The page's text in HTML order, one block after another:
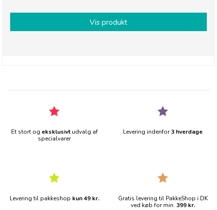
Vis produkt
Et stort og eksklusivtudvalg af
specialvarer
Levering indenfor3 hverdage
Levering til pakkeshop kun 49 kr.
Gratis levering til PakkeShop i DK
ved køb for min. 399 kr.